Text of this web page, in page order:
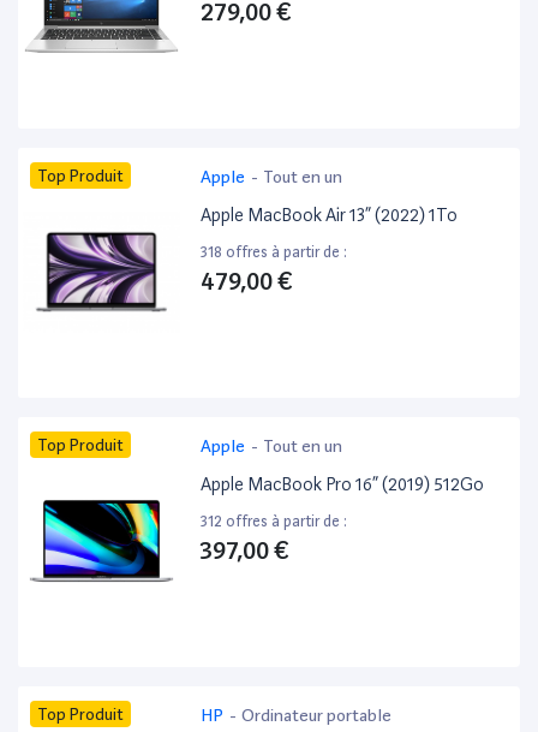
279,00 €
Top Produit Apple - Tout en un
Apple MacBook Air 13” (2022) 1To
318 offres à partir de :
479,00 €
Top Produit Apple - Tout en un
Apple MacBook Pro 16” (2019) 512Go
312 offres à partir de :
397,00 €
Top Produit HP - Ordinateur portable